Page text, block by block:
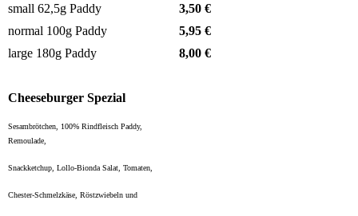
small 62,5g Paddy
3,50 €
normal 100g Paddy
5,95 €
large 180g Paddy
8,00 €
Cheeseburger Spezial
Sesambrötchen, 100% Rindfleisch Paddy,
Remoulade,
Snackketchup, Lollo-Bionda Salat, Tomaten,
Chester-Schmelzkäse, Röstzwiebeln und